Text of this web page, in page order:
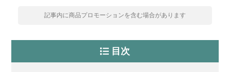
記事内に商品プロモーションを含む場合があります
目次